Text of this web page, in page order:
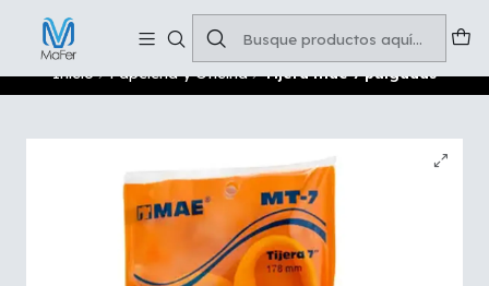
Inicio Papelería y Oficina Tijera mae 7 pulgadas